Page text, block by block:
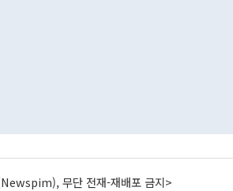
무단 전재-재배포 금지>